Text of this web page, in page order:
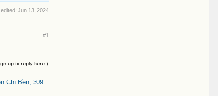
Jun 13, 2024
#1
up to reply here.)
Chí Bền, 309